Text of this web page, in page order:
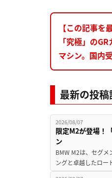
【この記事を
「究極」の
マシン。国内
最新の投
2026/08/07
限定M2が登場！
ン
BMW M2は、セグ
ングと卓越したロ